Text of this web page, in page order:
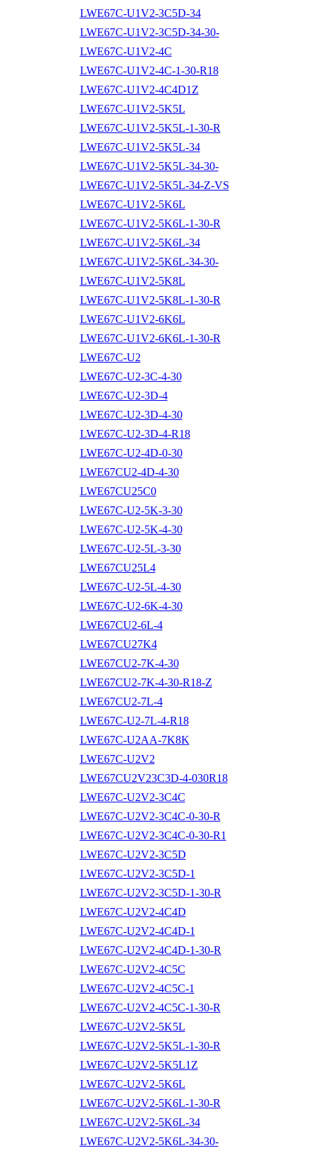
LWE67C-U1V2-3C5D-34
LWE67C-U1V2-3C5D-34-30-
LWE67C-U1V2-4C
LWE67C-U1V2-4C-1-30-R18
LWE67C-U1V2-4C4D1Z
LWE67C-U1V2-5K5L
LWE67C-U1V2-5K5L-1-30-R
LWE67C-U1V2-5K5L-34
LWE67C-U1V2-5K5L-34-30-
LWE67C-U1V2-5K5L-34-Z-VS
LWE67C-U1V2-5K6L
LWE67C-U1V2-5K6L-1-30-R
LWE67C-U1V2-5K6L-34
LWE67C-U1V2-5K6L-34-30-
LWE67C-U1V2-5K8L
LWE67C-U1V2-5K8L-1-30-R
LWE67C-U1V2-6K6L
LWE67C-U1V2-6K6L-1-30-R
LWE67C-U2
LWE67C-U2-3C-4-30
LWE67C-U2-3D-4
LWE67C-U2-3D-4-30
LWE67C-U2-3D-4-R18
LWE67C-U2-4D-0-30
LWE67CU2-4D-4-30
LWE67CU25C0
LWE67C-U2-5K-3-30
LWE67C-U2-5K-4-30
LWE67C-U2-5L-3-30
LWE67CU25L4
LWE67C-U2-5L-4-30
LWE67C-U2-6K-4-30
LWE67CU2-6L-4
LWE67CU27K4
LWE67CU2-7K-4-30
LWE67CU2-7K-4-30-R18-Z
LWE67CU2-7L-4
LWE67C-U2-7L-4-R18
LWE67C-U2AA-7K8K
LWE67C-U2V2
LWE67CU2V23C3D-4-030R18
LWE67C-U2V2-3C4C
LWE67C-U2V2-3C4C-0-30-R
LWE67C-U2V2-3C4C-0-30-R1
LWE67C-U2V2-3C5D
LWE67C-U2V2-3C5D-1
LWE67C-U2V2-3C5D-1-30-R
LWE67C-U2V2-4C4D
LWE67C-U2V2-4C4D-1
LWE67C-U2V2-4C4D-1-30-R
LWE67C-U2V2-4C5C
LWE67C-U2V2-4C5C-1
LWE67C-U2V2-4C5C-1-30-R
LWE67C-U2V2-5K5L
LWE67C-U2V2-5K5L-1-30-R
LWE67C-U2V2-5K5L1Z
LWE67C-U2V2-5K6L
LWE67C-U2V2-5K6L-1-30-R
LWE67C-U2V2-5K6L-34
LWE67C-U2V2-5K6L-34-30-